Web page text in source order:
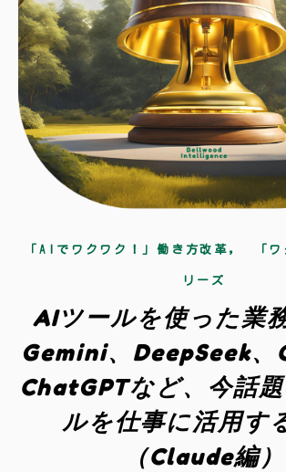
「AIでワクワク！」働き方改革 , 「
リーズ
AIツールを使った業
Gemini、DeepSeek、
ChatGPTなど、今話
ルを仕事に活用す
（Claude編）